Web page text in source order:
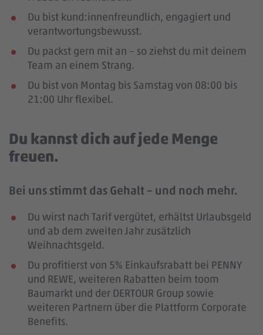
Du bist kund:innenfreundlich, engagiert und
verantwortungsbewusst.
Du packst gern mit an – so ziehst du mit deinem
Team an einem Strang.
Du bist von Montag bis Samstag von 08:00 bis
21:00 Uhr flexibel.
Du kannst dich auf jede Menge
freuen.
Bei uns stimmt das Gehalt – und noch mehr.
Du wirst nach Tarif vergütet, erhältst Urlaubsgeld
und ab dem zweiten Jahr zusätzlich
Weihnachtsgeld.
Du profitierst von 5% Einkaufsrabatt bei PENNY
und REWE, weiteren Rabatten beim toom
Baumarkt und der DERTOUR Group sowie
weiteren Partnern über die Plattform Corporate
Benefits.